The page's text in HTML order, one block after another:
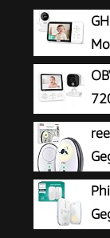
Zwei-Wege-